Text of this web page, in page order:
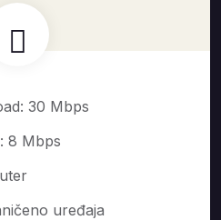
30 Mbps
8 Mbps
uređaja